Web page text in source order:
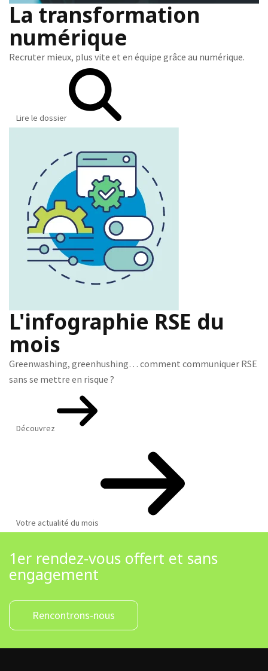
La transformation
numérique
Recruter mieux, plus vite et en équipe grâce au numérique.
Lire le dossier
L'infographie RSE du
mois
Greenwashing, greenhushing… comment communiquer RSE
sans se mettre en risque ?
Découvrez
Votre actualité du mois
1er rendez-vous offert et sans
engagement
Rencontrons-nous